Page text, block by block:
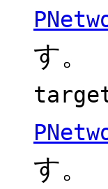
す。
す。